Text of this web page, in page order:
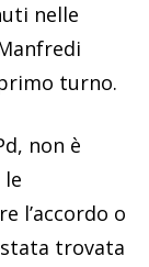
nelle
turno.
non è
l’accordo o
stata trovata